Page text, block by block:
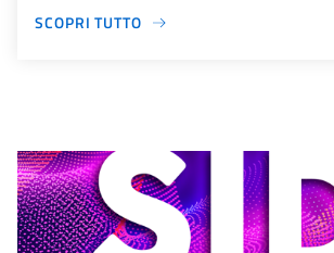
SCOPRI TUTTO